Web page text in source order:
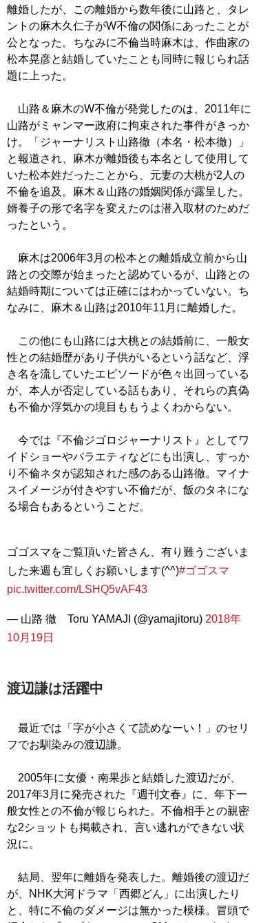
離婚したが、この離婚から数年後に山路と、タレ
ントの麻木久仁子がW不倫の関係にあったことが
公となった。ちなみに不倫当時麻木は、作曲家の
松本晃彦と結婚していたことも同時に報じられ話
題に上った。
山路＆麻木のW不倫が発覚したのは、2011年に
山路がミャンマー政府に拘束された事件がきっか
け。「ジャーナリスト山路徹（本名・松本徹）」
と報道され、麻木が離婚後も本名として使用して
いた松本姓だったことから、元妻の大桃が2人の
不倫を追及。麻木＆山路の婚姻関係が露呈した。
婿養子の形で名字を変えたのは潜入取材のためだ
ったという。
麻木は2006年3月の松本との離婚成立前から山
路との交際が始まったと認めているが、山路との
結婚時期については正確にはわかっていない。ち
なみに、麻木＆山路は2010年11月に離婚した。
この他にも山路には大桃との結婚前に、一般女
性との結婚歴があり子供がいるという話など、浮
き名を流していたエピソードが色々出回っている
が、本人が否定している話もあり、それらの真偽
も不倫か浮気かの境目ももうよくわからない。
今では『不倫ジゴロジャーナリスト』としてワ
イドショーやバラエティなどにも出演し、すっか
り不倫ネタが認知された感のある山路徹。マイナ
スイメージが付きやすい不倫だが、飯のタネにな
る場合もあるということだ。
ゴゴスマをご覧頂いた皆さん、有り難うございま
した来週も宜しくお願いします(^^)#ゴゴスマ
pic.twitter.com/LSHQ5vAF43
— 山路 徹 Toru YAMAJI (@yamajitoru) 2018年
10月19日
渡辺謙は活躍中
最近では「字が小さくて読めなーい！」のセリ
フでお馴染みの渡辺謙。
2005年に女優・南果歩と結婚した渡辺だが、
2017年3月に発売された『週刊文春』に、年下一
般女性との不倫が報じられた。不倫相手との親密
な2ショットも掲載され、言い逃れができない状
況に。
結局、翌年に離婚を発表した。離婚後の渡辺だ
が、NHK大河ドラマ「西郷どん」に出演したり
と、特に不倫のダメージは無かった模様。冒頭で